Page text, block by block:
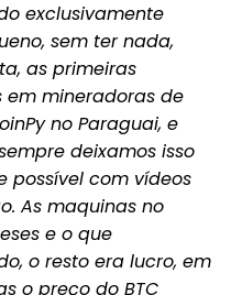
exclusivamente
sem ter nada,
as primeiras
mineradoras de
no Paraguai, e
deixamos isso
possível com vídeos
As maquinas no
e o que
o resto era lucro, em
o preço do BTC